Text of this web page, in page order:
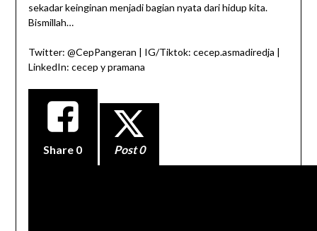
sekadar keinginan menjadi bagian nyata dari hidup kita.
Bismillah…
Twitter: @CepPangeran | IG/Tiktok: cecep.asmadiredja |
LinkedIn: cecep y pramana
Share 0 Post 0